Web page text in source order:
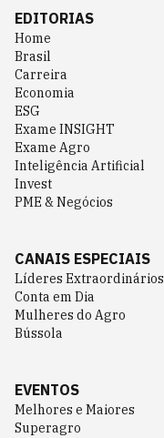
EDITORIAS
Home
Brasil
Carreira
Economia
ESG
Exame INSIGHT
Exame Agro
Inteligência Artificial
Invest
PME & Negócios
CANAIS ESPECIAIS
Líderes Extraordinários
Conta em Dia
Mulheres do Agro
Bússola
EVENTOS
Melhores e Maiores
Superagro